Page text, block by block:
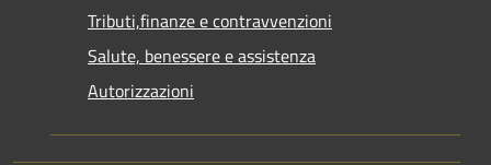
Tributi,finanze e contravvenzioni
Salute, benessere e assistenza
Autorizzazioni